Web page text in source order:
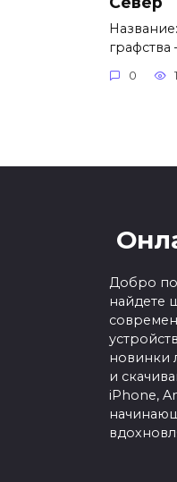
0
Добро
найдете
новинки
и
iPhone,